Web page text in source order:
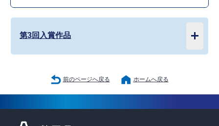
第3回入賞作品
前のページへ戻る ホームへ戻る